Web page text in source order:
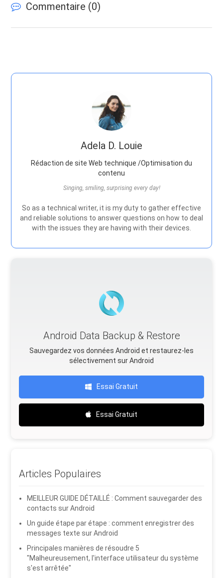
Commentaire (0)
Adela D. Louie
Rédaction de site Web technique /Optimisation du
contenu
Singing, smiling, surprising every day!
So as a technical writer, it is my duty to gather effective
and reliable solutions to answer questions on how to deal
with the issues they are having with their devices.
Android Data Backup & Restore
Sauvegardez vos données Android et restaurez-les
sélectivement sur Android
Essai Gratuit
Essai Gratuit
Articles Populaires
MEILLEUR GUIDE DÉTAILLÉ : Comment sauvegarder des
contacts sur Android
Un guide étape par étape : comment enregistrer des
messages texte sur Android
Principales manières de résoudre 5
"Malheureusement, l'interface utilisateur du système
s'est arrêtée"